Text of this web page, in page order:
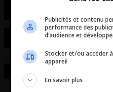
Publicités et contenu
performance des
d’audience et
Stocker et/ou accéder
appareil
En savoir plus